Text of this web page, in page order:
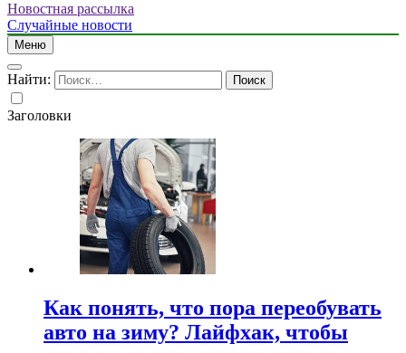
Новостная рассылка
Случайные новости
Меню
Найти:
Заголовки
Как понять, что пора переобувать
авто на зиму? Лайфхак, чтобы